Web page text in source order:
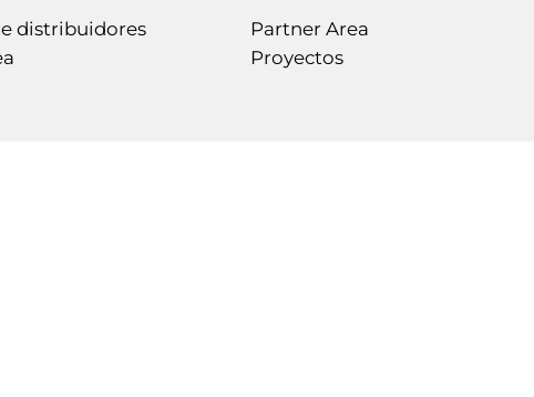
distribuidores
Partner Area
Proyectos